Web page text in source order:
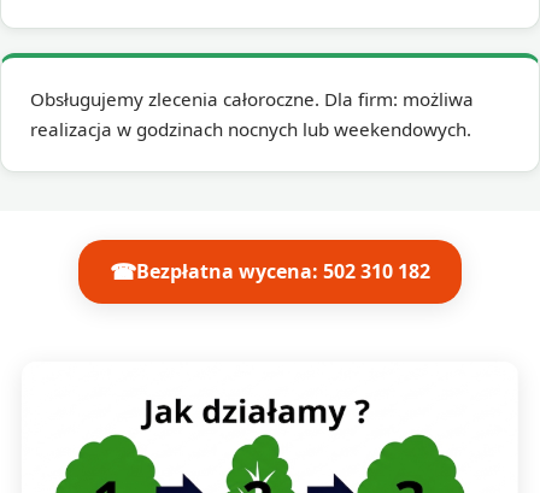
Obsługujemy zlecenia całoroczne. Dla firm: możliwa
realizacja w godzinach nocnych lub weekendowych.
☎Bezpłatna wycena: 502 310 182